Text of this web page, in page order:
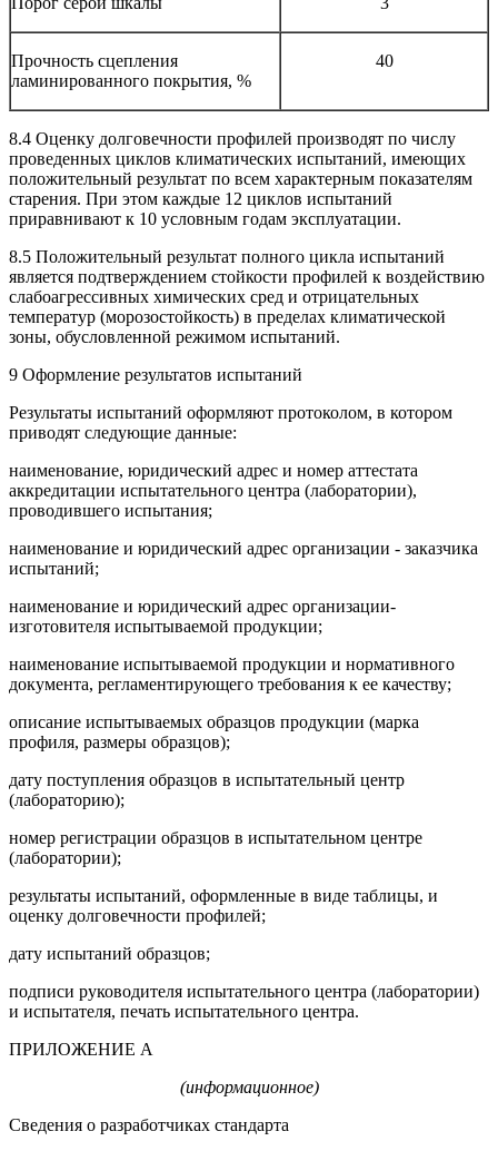
Прочность сцепления
ламинированного покрытия, %
40
8.4 Оценку долговечности профилей производят по числу
проведенных циклов климатических испытаний, имеющих
положительный результат по всем характерным показателям
старения. При этом каждые 12 циклов испытаний
приравнивают к 10 условным годам эксплуатации.
8.5 Положительный результат полного цикла испытаний
является подтверждением стойкости профилей к воздействию
слабоагрессивных химических сред и отрицательных
температур (морозостойкость) в пределах климатической
зоны, обусловленной режимом испытаний.
9 Оформление результатов испытаний
Результаты испытаний оформляют протоколом, в котором
приводят следующие данные:
наименование, юридический адрес и номер аттестата
аккредитации испытательного центра (лаборатории),
проводившего испытания;
наименование и юридический адрес организации - заказчика
испытаний;
наименование и юридический адрес организации-
изготовителя испытываемой продукции;
наименование испытываемой продукции и нормативного
документа, регламентирующего требования к ее качеству;
описание испытываемых образцов продукции (марка
профиля, размеры образцов);
дату поступления образцов в испытательный центр
(лабораторию);
номер регистрации образцов в испытательном центре
(лаборатории);
результаты испытаний, оформленные в виде таблицы, и
оценку долговечности профилей;
дату испытаний образцов;
подписи руководителя испытательного центра (лаборатории)
и испытателя, печать испытательного центра.
ПРИЛОЖЕНИЕ А
(информационное)
Сведения о разработчиках стандарта